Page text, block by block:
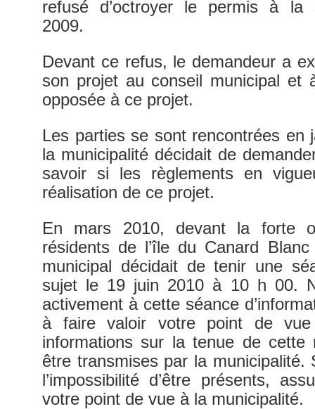
refusé d’octroyer le permis à la
2009.
Devant ce refus, le demandeur a
son projet au conseil municipal et
opposée à ce projet.
Les parties se sont rencontrées en
la municipalité décidait de
savoir si les règlements en
réalisation de ce projet.
En mars 2010, devant la forte
résidents de l’île du Canard
municipal décidait de tenir une
sujet le 19 juin 2010 à 10 h 00.
activement à cette séance
à faire valoir votre point de
informations sur la tenue de cette
être transmises par la municipalité.
l’impossibilité d’être présents,
votre point de vue à la